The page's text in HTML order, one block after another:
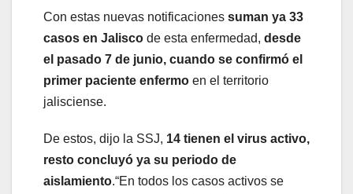
Con estas nuevas notificaciones suman ya 33
casos en Jalisco de esta enfermedad, desde
el pasado 7 de junio, cuando se confirmó el
primer paciente enfermo en el territorio
jalisciense.
De estos, dijo la SSJ, 14 tienen el virus activo,
resto concluyó ya su periodo de
aislamiento.“En todos los casos activos se